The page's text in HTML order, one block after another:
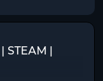
STEAM |